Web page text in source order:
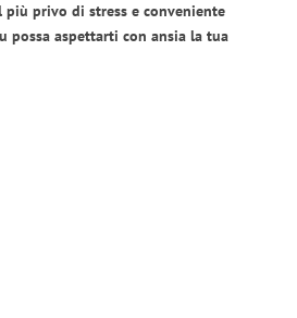
più privo di stress e conveniente
possa aspettarti con ansia la tua